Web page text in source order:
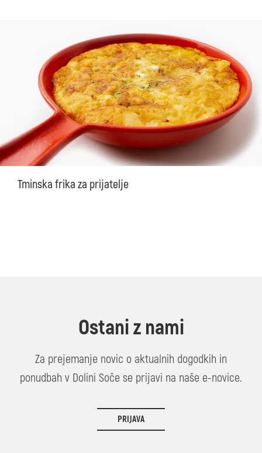
Tminska frika za prijatelje
Ostani z nami
Za prejemanje novic o aktualnih dogodkih in
ponudbah v Dolini Soče se prijavi na naše e-novice.
PRIJAVA